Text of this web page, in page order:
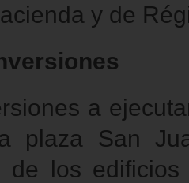
y de
a
plaza San
de los